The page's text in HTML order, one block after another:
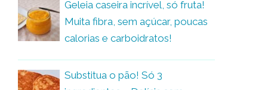
Geleia caseira incrível, só fruta!
Muita fibra, sem açúcar, poucas
calorias e carboidratos!
Substitua o pão! Só 3